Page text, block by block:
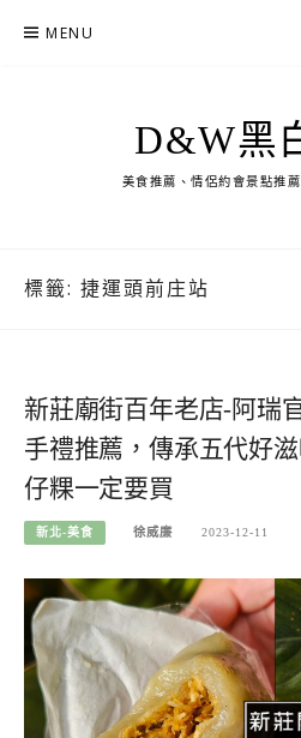
MENU
D&W黑
美食推薦、情侶約會景點推
標籤: 捷運頭前庄站
新莊廟街百年老店-阿瑞
手禮推薦，傳承五代好
仔粿一定要買
新北-美食 徐威廉 2023-12-11